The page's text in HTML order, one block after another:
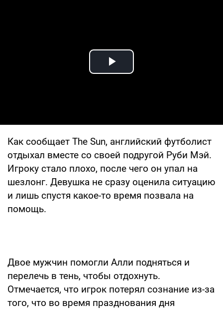
Play Video
Как сообщает The Sun, английский футболист
отдыхал вместе со своей подругой Руби Мэй.
Игроку стало плохо, после чего он упал на
шезлонг. Девушка не сразу оценила ситуацию
и лишь спустя какое-то время позвала на
помощь.
Двое мужчин помогли Алли подняться и
перелечь в тень, чтобы отдохнуть.
Отмечается, что игрок потерял сознание из-за
того, что во время празднования дня